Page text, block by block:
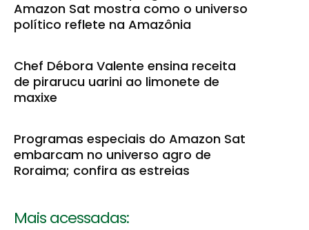
Amazon Sat mostra como o universo
político reflete na Amazônia
Chef Débora Valente ensina receita
de pirarucu uarini ao limonete de
maxixe
Programas especiais do Amazon Sat
embarcam no universo agro de
Roraima; confira as estreias
Mais acessadas: